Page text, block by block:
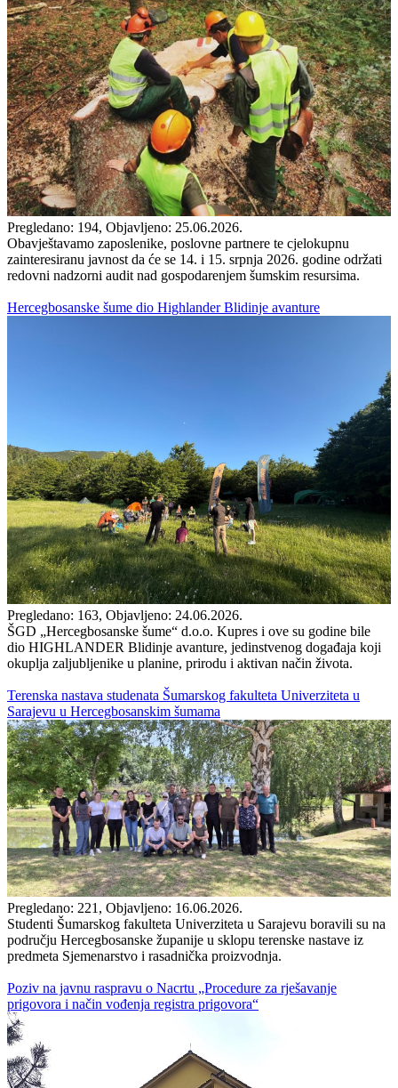
Pregledano: 194, Objavljeno: 25.06.2026.
Obavještavamo zaposlenike, poslovne partnere te cjelokupnu
zainteresiranu javnost da će se 14. i 15. srpnja 2026. godine održati
redovni nadzorni audit nad gospodarenjem šumskim resursima.
Hercegbosanske šume dio Highlander Blidinje avanture
Pregledano: 163, Objavljeno: 24.06.2026.
ŠGD „Hercegbosanske šume“ d.o.o. Kupres i ove su godine bile
dio HIGHLANDER Blidinje avanture, jedinstvenog događaja koji
okuplja zaljubljenike u planine, prirodu i aktivan način života.
Terenska nastava studenata Šumarskog fakulteta Univerziteta u
Sarajevu u Hercegbosanskim šumama
Pregledano: 221, Objavljeno: 16.06.2026.
Studenti Šumarskog fakulteta Univerziteta u Sarajevu boravili su na
području Hercegbosanske županije u sklopu terenske nastave iz
predmeta Sjemenarstvo i rasadnička proizvodnja.
Poziv na javnu raspravu o Nacrtu „Procedure za rješavanje
prigovora i način vođenja registra prigovora“